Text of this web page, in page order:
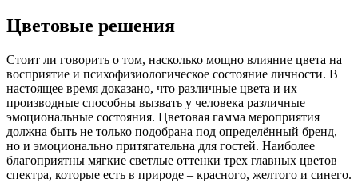
Цветовые решения
Стоит ли говорить о том, насколько мощно влияние цвета на
восприятие и психофизиологическое состояние личности. В
настоящее время доказано, что различные цвета и их
производные способны вызвать у человека различные
эмоциональные состояния. Цветовая гамма мероприятия
должна быть не только подобрана под определённый бренд,
но и эмоционально притягательна для гостей. Наиболее
благоприятны мягкие светлые оттенки трех главных цветов
спектра, которые есть в природе – красного, желтого и синего.